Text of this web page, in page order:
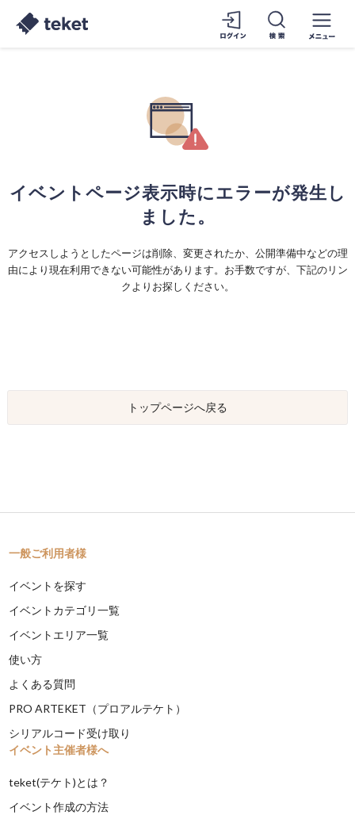
イベントページ表示時にエラーが発生し
ました。
アクセスしようとしたページは削除、変更されたか、公開準備中などの理
由により現在利用できない可能性があります。お手数ですが、下記のリン
クよりお探しください。
トップページへ戻る
一般ご利用者様
イベントを探す
イベントカテゴリ一覧
イベントエリア一覧
使い方
よくある質問
PRO ARTEKET（プロアルテケト）
シリアルコード受け取り
イベント主催者様へ
teket(テケト)とは？
イベント作成の方法